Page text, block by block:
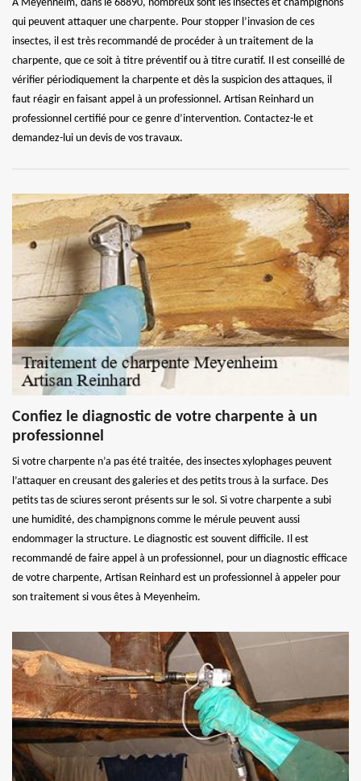
À Meyenheim, dans le 68890, nombreux sont les insectes et champignons
qui peuvent attaquer une charpente. Pour stopper l’invasion de ces
insectes, il est très recommandé de procéder à un traitement de la
charpente, que ce soit à titre préventif ou à titre curatif. Il est conseillé de
vérifier périodiquement la charpente et dès la suspicion des attaques, il
faut réagir en faisant appel à un professionnel. Artisan Reinhard un
professionnel certifié pour ce genre d’intervention. Contactez-le et
demandez-lui un devis de vos travaux.
Confiez le diagnostic de votre charpente à un
professionnel
Si votre charpente n’a pas été traitée, des insectes xylophages peuvent
l’attaquer en creusant des galeries et des petits trous à la surface. Des
petits tas de sciures seront présents sur le sol. Si votre charpente a subi
une humidité, des champignons comme le mérule peuvent aussi
endommager la structure. Le diagnostic est souvent difficile. Il est
recommandé de faire appel à un professionnel, pour un diagnostic efficace
de votre charpente, Artisan Reinhard est un professionnel à appeler pour
son traitement si vous êtes à Meyenheim.